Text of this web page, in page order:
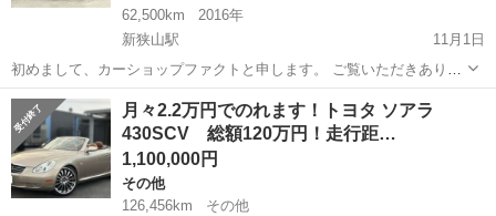
62,500km
2016年
新狭山駅
11月1日
初めまして、カーショップファクトと申します。 ご覧いただきありが
とうございます！ こちらのシエンタは、特に大きな不具合等はないお
車です🚙 また距離も6,3万キロとまだまだ走るお車となります！ シエ
ンタはさほど大きくな...
埼玉 狭山市 新狭山駅 シエンタ 車両
月々2.2万円でのれます！トヨタ ソアラ
430SCV 総額120万円！走行距…
1,100,000円
その他
126,456km
その他